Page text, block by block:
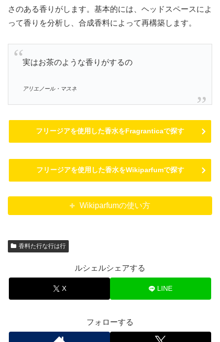
さのある香りがします。基本的には、ヘッドスペースによ
って香りを分析し、合成香料によって再構築します。
実はお茶のような香りがするの
アリエノール・マスネ
フリージアを使用した香水をFragranticaで探す
フリージアを使用した香水をWikiparfumで探す
Wikiparfumの使い方
香料た行な行は行
ルシェルシェアする
X LINE
フォローする